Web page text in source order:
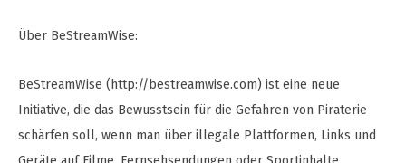
Über BeStreamWise:
BeStreamWise (http://bestreamwise.com) ist eine neue
Initiative, die das Bewusstsein für die Gefahren von Piraterie
schärfen soll, wenn man über illegale Plattformen, Links und